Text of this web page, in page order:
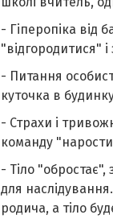
- Гіперопіка від
"відгородитися"
- Питання
куточка в
- Страхи і
команду
- Тіло
для
родича, а тіло